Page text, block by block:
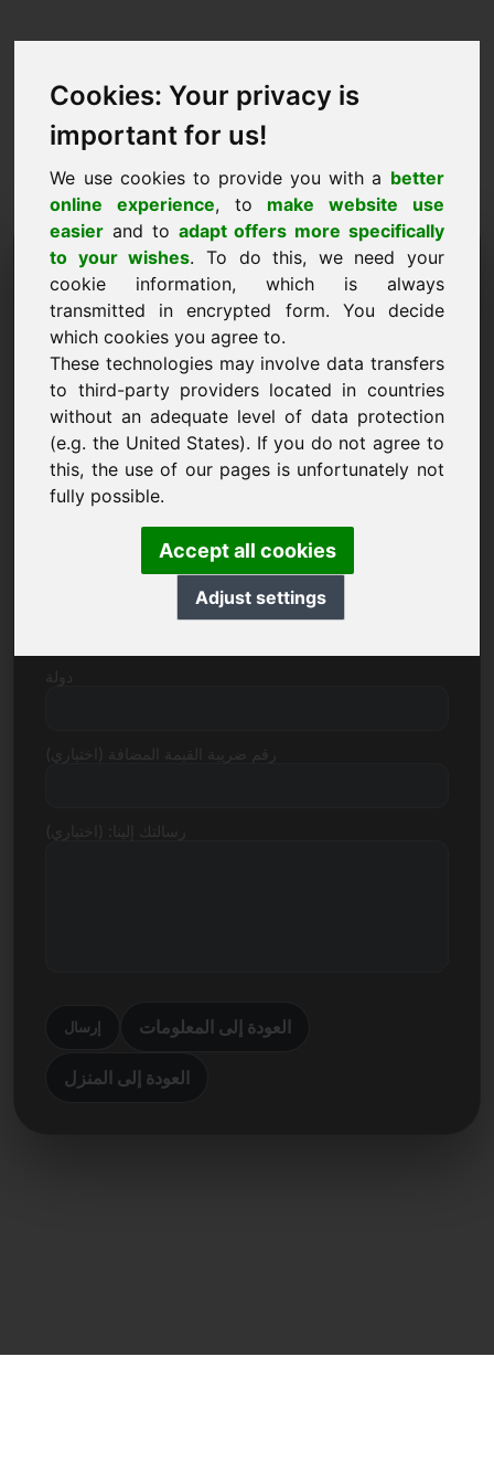
Cookies: Your privacy is
important for us!
We use cookies to provide you with a better
online experience, to make website use
easier and to adapt offers more specifically
to your wishes. To do this, we need your
cookie information, which is always
transmitted in encrypted form. You decide
which cookies you agree to.
These technologies may involve data transfers
to third-party providers located in countries
without an adequate level of data protection
(e.g. the United States). If you do not agree to
this, the use of our pages is unfortunately not
fully possible.
Accept all cookies
Adjust settings
طلب شراء المجال: zdl.eu
أريد شراء النطاق zdl.eu مقابل 2500 Euro باستثناء
اسم الشركة
البريد الإلكتروني
إرسال العودة إلى المعلومات
العودة إلى المنزل